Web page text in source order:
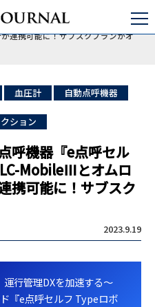
バス/タクシー/トラック
セルフ typeロボケビー』ALC-
連携可能に！サブスクプランがオ
血圧計 自動点呼機器
ション
呼機器『e点呼セル
MobileⅢとオムロ
携可能に！サブスク
2023.9.19
行管理DXを加速する～
『e点呼セルフ Typeロボ